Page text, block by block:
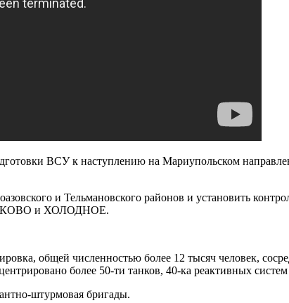
ВСУ к наступлению на Мариупольском
и Тельмановского районов и установить
и ХОЛОДНОЕ.
общей численностью более 12 тысяч человек,
более 50-ти танков, 40-ка реактивных систем
штурмовая бригады.